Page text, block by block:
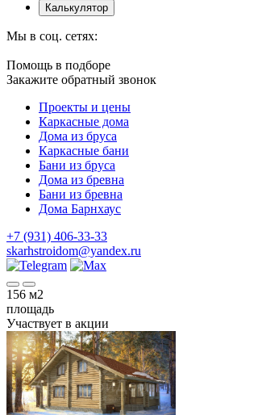
Калькулятор
Мы в соц. сетях:
Помощь в подборе
Закажите обратный звонок
Проекты и цены
Каркасные дома
Дома из бруса
Каркасные бани
Бани из бруса
Дома из бревна
Бани из бревна
Дома Барнхаус
+7 (931) 406-33-33
skarhstroidom@yandex.ru
156 м2
площадь
Участвует в акции